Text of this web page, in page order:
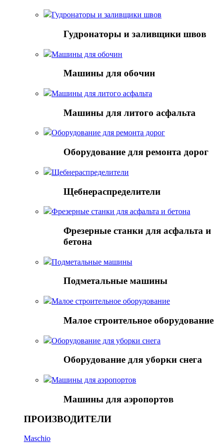
Гудронаторы и заливщики швов
Гудронаторы и заливщики швов
Машины для обочин
Машины для обочин
Машины для литого асфальта
Машины для литого асфальта
Оборудование для ремонта дорог
Оборудование для ремонта дорог
Щебнераспределители
Щебнераспределители
Фрезерные станки для асфальта и бетона
Фрезерные станки для асфальта и
бетона
Подметальные машины
Подметальные машины
Малое строительное оборудование
Малое строительное оборудование
Оборудование для уборки снега
Оборудование для уборки снега
Mашины для аэропортов
Mашины для аэропортов
ПРОИЗВОДИТЕЛИ
Maschio